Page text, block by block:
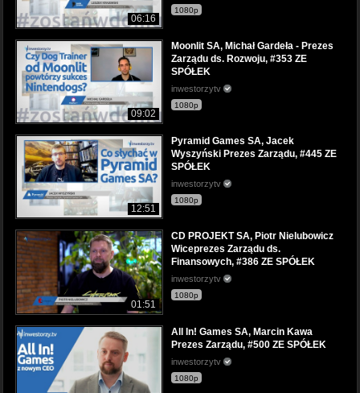
06:16
1080p
09:02
Moonlit SA, Michał Gardeła - Prezes
Zarządu ds. Rozwoju, #353 ZE
SPÓŁEK
inwestorzytv
1080p
12:51
Pyramid Games SA, Jacek
Wyszyński Prezes Zarządu, #445 ZE
SPÓŁEK
inwestorzytv
1080p
01:51
CD PROJEKT SA, Piotr Nielubowicz
Wiceprezes Zarządu ds.
Finansowych, #386 ZE SPÓŁEK
inwestorzytv
1080p
All In! Games SA, Marcin Kawa
Prezes Zarządu, #500 ZE SPÓŁEK
inwestorzytv
1080p